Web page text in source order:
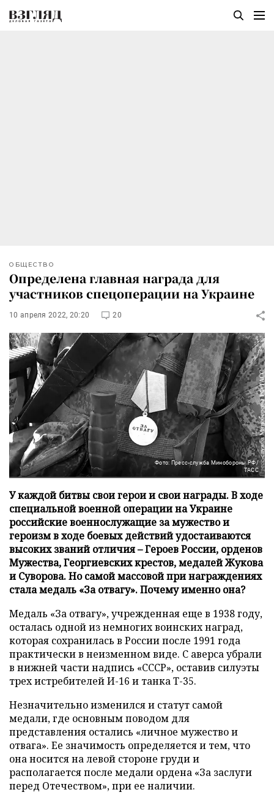
ОБЩЕСТВО
Определена главная награда для
участников спецоперации на Украине
10 апреля 2022, 20:20 20
Фото: Пресс-служба Минобороны РФ/
ТАСС
У каждой битвы свои герои и свои награды. В ходе
специальной военной операции на Украине
российские военнослужащие за мужество и
героизм в ходе боевых действий удостаиваются
высоких званий отличия – Героев России, орденов
Мужества, Георгиевских крестов, медалей Жукова
и Суворова. Но самой массовой при награждениях
стала медаль «За отвагу». Почему именно она?
Медаль «За отвагу», учрежденная еще в 1938 году,
осталась одной из немногих воинских наград,
которая сохранилась в России после 1991 года
практически в неизменном виде. С аверса убрали
в нижней части надпись «СССР», оставив силуэты
трех истребителей И-16 и танка Т-35.
Незначительно изменился и статут самой
медали, где основным поводом для
представления остались «личное мужество и
отвага». Ее значимость определяется и тем, что
она носится на левой стороне груди и
располагается после медали ордена «За заслуги
перед Отечеством», при ее наличии.